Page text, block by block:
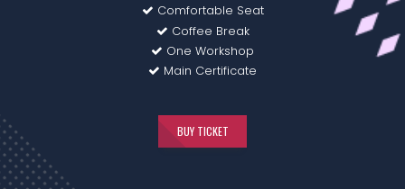
Comfortable Seat
Coffee Break
One Workshop
Main Certificate
BUY TICKET